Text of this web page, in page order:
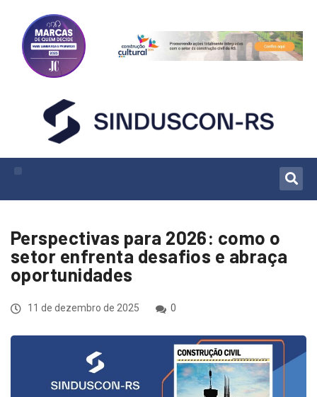
Perspectivas para 2026: como o
setor enfrenta desafios e abraça
oportunidades
11 de dezembro de 2025 0